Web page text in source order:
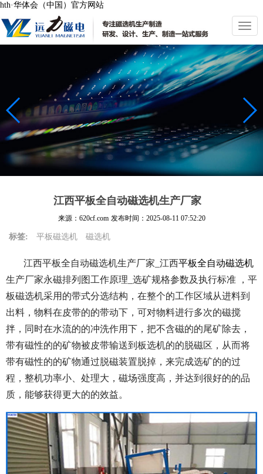
hth·华体会（中国）官方网站
切
换
导
航
江西平板全自动磁选机生产厂家
来源：620cf.com 发布时间： 2025-08-11 07:52:20
标签: 平板磁选机 磁选机
江西平板全自动磁选机生产厂家_江西平板全自动磁选机
生产厂家永磁排列图工作原理_选矿规格参数及执行标准 ，平
板磁选机采用的带式分选结构，在整个的工作区域从进料到
出料，物料在皮带的的带动下，可对物料进行多次的磁搅
拌，同时在水流的的冲洗作用下，把不含磁的的尾矿除去，
带有磁性的的矿物被皮带输送到板选机的的脱磁区，从而将
带有磁性的的矿物通过脱磁装置脱掉，来完成选矿的的过
程，整机功率小、处理大，磁场强度高，并达到很好的的品
质，能够获得更大的的效益。